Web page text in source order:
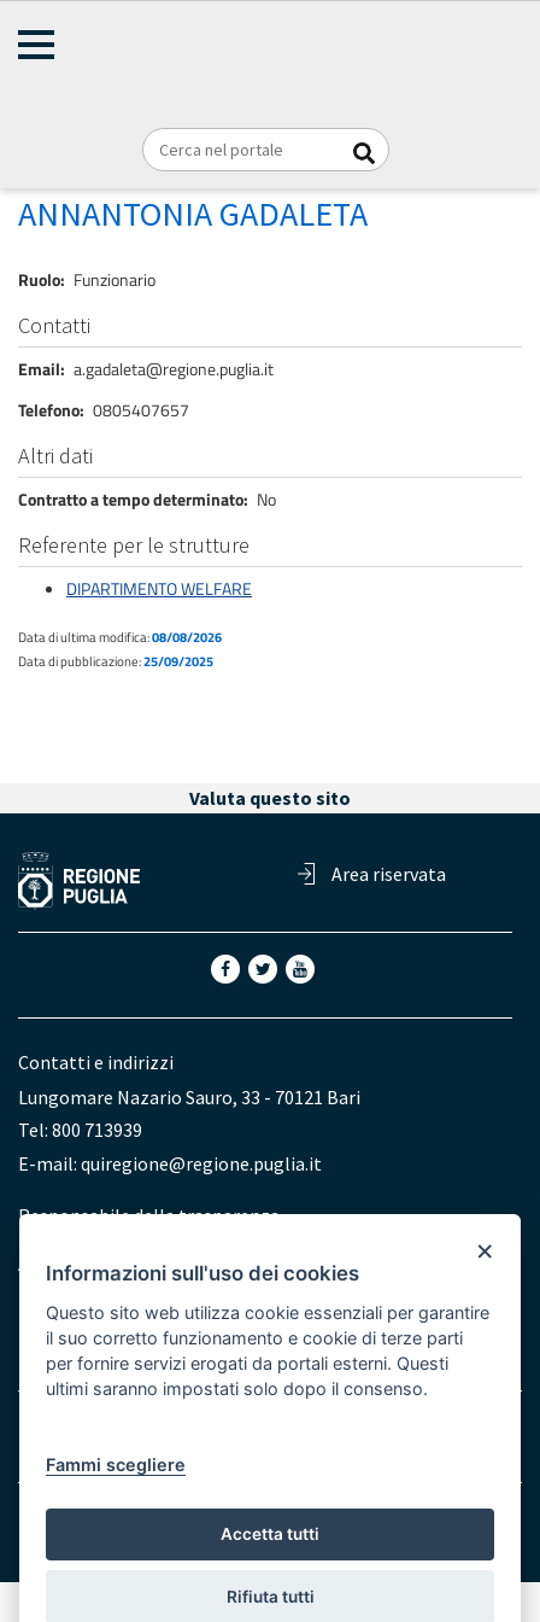
Briciole
Home
GADALETA ANNANTONIA
ANNANTONIA GADALETA
Ruolo Funzionario
Contatti
Email a.gadaleta@regione.puglia.it
Telefono 0805407657
Altri dati
Contratto a tempo determinato No
Referente per le strutture
DIPARTIMENTO WELFARE
Data di ultima modifica:08/08/2026
Data di pubblicazione:25/09/2025
Valuta questo sito
Area riservata
Contatti e indirizzi
Lungomare Nazario Sauro, 33 - 70121 Bari
Tel: 800 713939
E-mail: quiregione@regione.puglia.it
Redazione
Responsabile della trasparenza
Accessibilità
Bottom
© Regione Puglia
×
Informazioni sull'uso dei cookies
Questo sito web utilizza cookie essenziali per garantire
il suo corretto funzionamento e cookie di terze parti
per fornire servizi erogati da portali esterni. Questi
ultimi saranno impostati solo dopo il consenso.
Fammi scegliere
Accetta tutti
Rifiuta tutti